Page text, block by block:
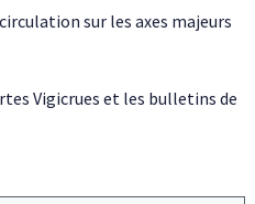
sur les axes majeurs
Vigicrues et les bulletins de